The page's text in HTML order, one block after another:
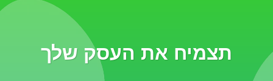
תצמיח את העסק שלך